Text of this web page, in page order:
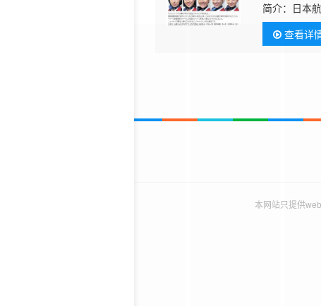
简介： 日本
（深田恭子
资格证的速
查看详
本网站只提供